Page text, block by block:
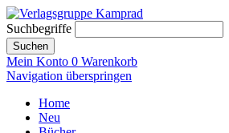
Suchbegriffe
Suchen
Mein Konto 0 Warenkorb
Navigation überspringen
Home
Neu